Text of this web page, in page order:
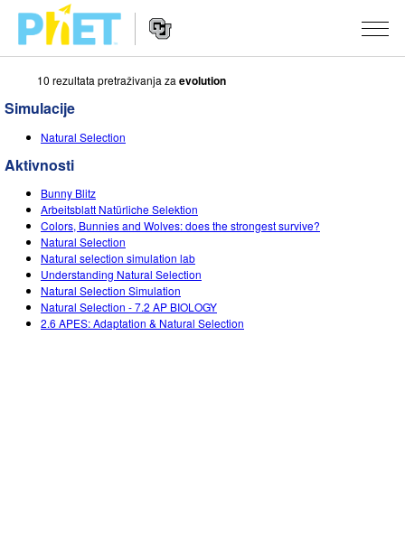
Pretražite
PhET
web
stranicu
Navigation
SIMULACIJE
Sve simulacije
Fizika
Matematika
Kemija
Geoznanosti
STUDIO
About Studio
Customizable Sims
Start a Free Trial
Purchase a License
PODUČAVANJE
Pretražite aktivnosti
Podijelite svoje aktivnosti
Activity Contribution Guidelines
ISTRAŽIVANJE
INICIJATIVE
Inkluzivni dizajn
PRIJAVA / REGISTRACIJA
10 rezultata pretraživanja za evolution
Simulacije
Natural Selection
Aktivnosti
Bunny Blitz
Arbeitsblatt Natürliche Selektion
Colors, Bunnies and Wolves: does the strongest survive?
Natural Selection
Natural selection simulation lab
Understanding Natural Selection
Natural Selection Simulation
Natural Selection - 7.2 AP BIOLOGY
2.6 APES: Adaptation & Natural Selection